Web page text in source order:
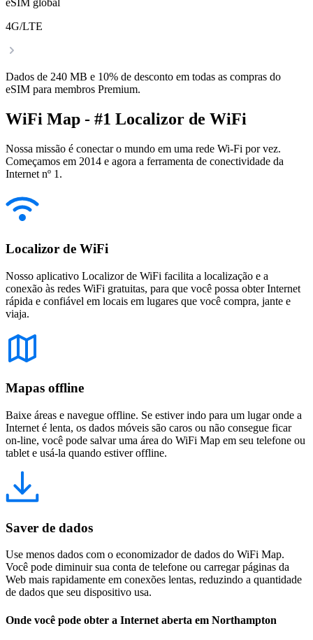
eSIM global
4G/LTE
Dados de 240 MB e 10% de desconto em todas as compras do
eSIM para membros Premium.
WiFi Map - #1 Localizor de WiFi
Nossa missão é conectar o mundo em uma rede Wi-Fi por vez.
Começamos em 2014 e agora a ferramenta de conectividade da
Internet nº 1.
Localizor de WiFi
Nosso aplicativo Localizor de WiFi facilita a localização e a
conexão às redes WiFi gratuitas, para que você possa obter Internet
rápida e confiável em locais em lugares que você compra, jante e
viaja.
Mapas offline
Baixe áreas e navegue offline. Se estiver indo para um lugar onde a
Internet é lenta, os dados móveis são caros ou não consegue ficar
on-line, você pode salvar uma área do WiFi Map em seu telefone ou
tablet e usá-la quando estiver offline.
Saver de dados
Use menos dados com o economizador de dados do WiFi Map.
Você pode diminuir sua conta de telefone ou carregar páginas da
Web mais rapidamente em conexões lentas, reduzindo a quantidade
de dados que seu dispositivo usa.
Onde você pode obter a Internet aberta em Northampton